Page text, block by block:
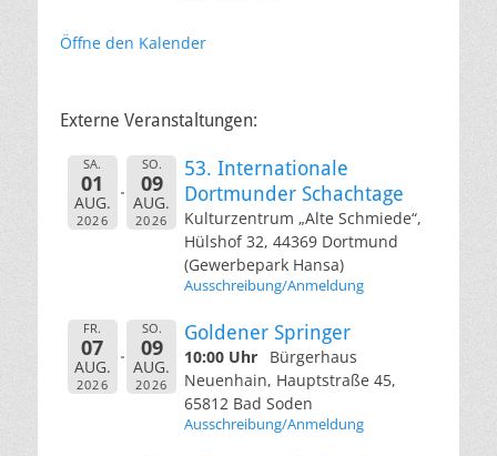
Öffne den Kalender
Externe Veranstaltungen:
SA.
01
AUG.
2026
SO.
09
AUG.
2026
53. Internationale
Dortmunder Schachtage
Kulturzentrum „Alte Schmiede“,
Hülshof 32, 44369 Dortmund
(Gewerbepark Hansa)
Ausschreibung/Anmeldung
FR.
07
AUG.
2026
SO.
09
AUG.
2026
Goldener Springer
10:00 Uhr
Bürgerhaus
Neuenhain, Hauptstraße 45,
65812 Bad Soden
Ausschreibung/Anmeldung